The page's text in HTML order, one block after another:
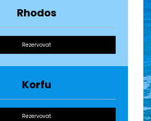
Rhodos
Rezervovat
Korfu
Rezervovat